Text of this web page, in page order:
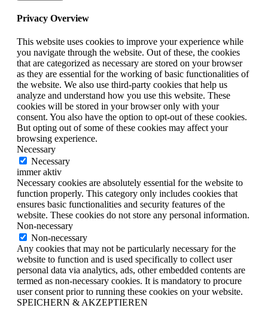
Privacy Overview
This website uses cookies to improve your experience while
you navigate through the website. Out of these, the cookies
that are categorized as necessary are stored on your browser
as they are essential for the working of basic functionalities of
the website. We also use third-party cookies that help us
analyze and understand how you use this website. These
cookies will be stored in your browser only with your
consent. You also have the option to opt-out of these cookies.
But opting out of some of these cookies may affect your
browsing experience.
Necessary
Necessary
immer aktiv
Necessary cookies are absolutely essential for the website to
function properly. This category only includes cookies that
ensures basic functionalities and security features of the
website. These cookies do not store any personal information.
Non-necessary
Non-necessary
Any cookies that may not be particularly necessary for the
website to function and is used specifically to collect user
personal data via analytics, ads, other embedded contents are
termed as non-necessary cookies. It is mandatory to procure
user consent prior to running these cookies on your website.
SPEICHERN & AKZEPTIEREN